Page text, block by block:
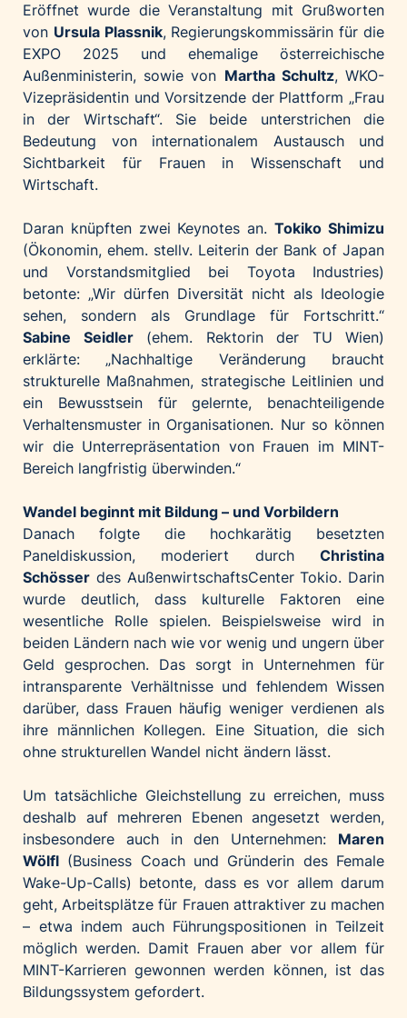
Eröffnet wurde die Veranstaltung mit Grußworten
von Ursula Plassnik, Regierungskommissärin für die
EXPO 2025 und ehemalige österreichische
Außenministerin, sowie von Martha Schultz, WKO-
Vizepräsidentin und Vorsitzende der Plattform „Frau
in der Wirtschaft“. Sie beide unterstrichen die
Bedeutung von internationalem Austausch und
Sichtbarkeit für Frauen in Wissenschaft und
Wirtschaft.
Daran knüpften zwei Keynotes an.Tokiko Shimizu
(Ökonomin, ehem. stellv. Leiterin der Bank of Japan
und Vorstandsmitglied bei Toyota Industries)
betonte: „Wir dürfen Diversität nicht als Ideologie
sehen, sondern als Grundlage für Fortschritt.“
Sabine Seidler(ehem. Rektorin der TU Wien)
erklärte: „Nachhaltige Veränderung braucht
strukturelle Maßnahmen, strategische Leitlinien und
ein Bewusstsein für gelernte, benachteiligende
Verhaltensmuster in Organisationen. Nur so können
wir die Unterrepräsentation von Frauen im MINT-
Bereich langfristig überwinden.“
Wandel beginnt mit Bildung – und Vorbildern
Danach folgte die hochkarätig besetzten
Paneldiskussion, moderiert durch Christina
Schösser des AußenwirtschaftsCenter Tokio. Darin
wurde deutlich, dass kulturelle Faktoren eine
wesentliche Rolle spielen. Beispielsweise wird in
beiden Ländern nach wie vor wenig und ungern über
Geld gesprochen. Das sorgt in Unternehmen für
intransparente Verhältnisse und fehlendem Wissen
darüber, dass Frauen häufig weniger verdienen als
ihre männlichen Kollegen. Eine Situation, die sich
ohne strukturellen Wandel nicht ändern lässt.
Um tatsächliche Gleichstellung zu erreichen, muss
deshalb auf mehreren Ebenen angesetzt werden,
insbesondere auch in den Unternehmen: Maren
Wölfl (Business Coach und Gründerin des Female
Wake-Up-Calls) betonte, dass es vor allem darum
geht, Arbeitsplätze für Frauen attraktiver zu machen
– etwa indem auch Führungspositionen in Teilzeit
möglich werden. Damit Frauen aber vor allem für
MINT-Karrieren gewonnen werden können, ist das
Bildungssystem gefordert.